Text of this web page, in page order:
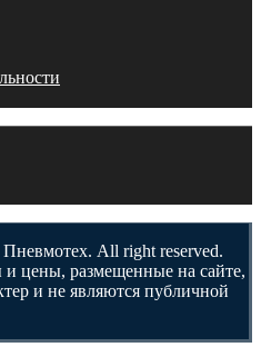
All right reserved.
цены, размещенные на сайте,
и не являются публичной